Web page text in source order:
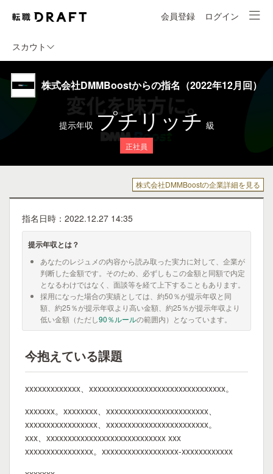
会員登録 ログイン
スカウト
株式会社DMMBoostからの指名（2022年12月回）
提示年収 プチリッチ 級
正社員
株式会社DMMBoostの企業詳細を見る
指名日時：2022.12.27 14:35
提示年収とは？
あなたのレジュメの内容から読み取った実力に対して、企業が
判断した金額です。そのため、必ずしもこの金額と同額で内定
となるわけではなく、面談等を経て上下することもあります。
採用になった場合の実績としては、約50％が提示年収と同
額、約25％が提示年収より高い金額、約25％が提示年収より
低い金額（ただし90％ルールの範囲内）となっています。
今抱えている課題
xxxxxxxxxxxxx、xxxxxxxxxxxxxxxxxxxxxxxxxxxxxxxx。
xxxxxxx。xxxxxxxx、xxxxxxxxxxxxxxxxxxxxxxxx、
xxxxxxxxxxxxxxxxx、xxxxxxxxxxxxxxxxxxxxxxxx。
xxx、xxxxxxxxxxxxxxxxxxxxxxxxxxxx xxx
xxxxxxxxxxxxxxxx。xxxxxxxxxxxxxxxxxx-xxxxxxxxxxxx